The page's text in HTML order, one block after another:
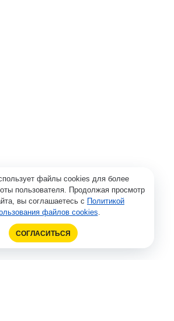
файлы cookies для более
пользователя. Продолжая просмотр
вы соглашаетесь с Политикой
файлов cookies.
СОГЛАСИТЬСЯ